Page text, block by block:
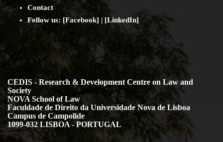
Contact
Follow us: [Facebook] | [LinkedIn]
CEDIS - Research & Development Centre on Law and
Society
NOVA School of Law
Faculdade de Direito da Universidade Nova de Lisboa
Campus de Campolide
1099-032 LISBOA - PORTUGAL